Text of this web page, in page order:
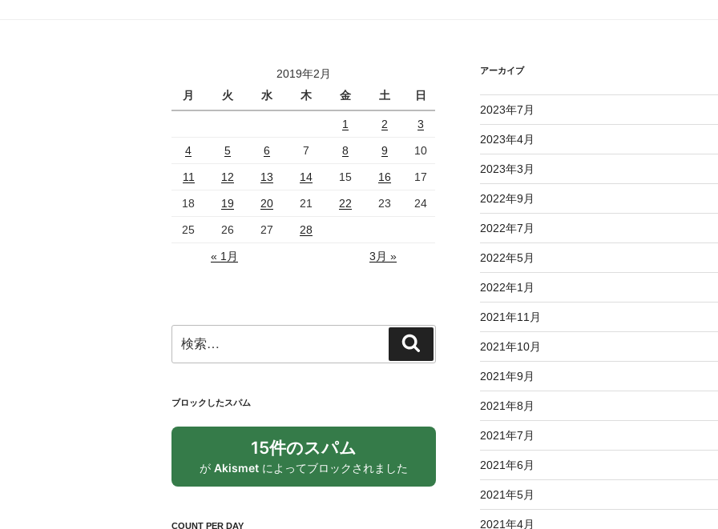
2019年2月
月
火 水 木 金 土 日
1 2 3
4 5 6 7 8 9 10
11 12 13 14 15 16 17
18 19 20 21 22 23 24
25 26 27 28
« 1月 3月 »
索:
索
ブロックしたスパム
15件のスパム
が Akismetによってブロックされました
COUNT PER DAY
アーカイブ
2023年7月
2023年4月
2023年3月
2022年9月
2022年7月
2022年5月
2022年1月
2021年11月
2021年10月
2021年9月
2021年8月
2021年7月
2021年6月
2021年5月
2021年4月